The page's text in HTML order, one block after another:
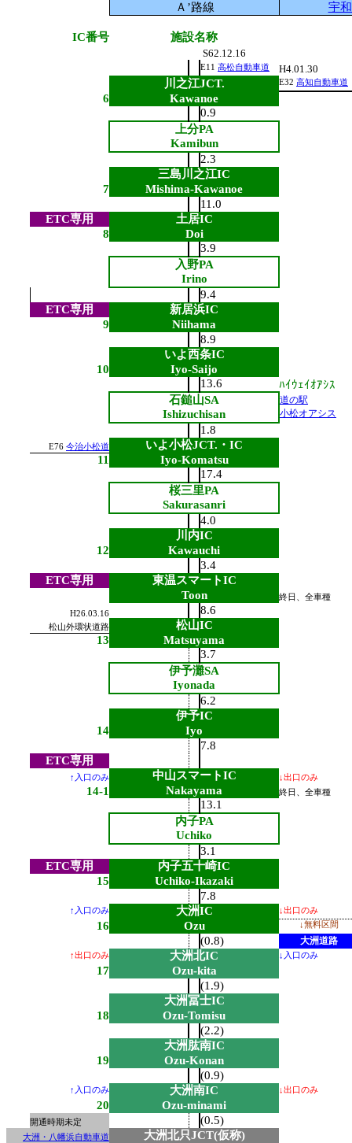
Ａ’路線
宇
IC番号 施設名称
S62.12.16
E11 高松自動車道 H4.01.30
川之江JCT. E32 高知自動車道
6
Kawanoe
0.9
上分PA
Kamibun
2.3
三島川之江IC
7
Mishima-Kawanoe
11.0
ETC専用
土居IC
8
Doi
3.9
入野PA
Irino
9.4
ETC専用
新居浜IC
9
Niihama
8.9
いよ西条IC
10
Iyo-Saijo
13.6
ﾊｲｳｪｲｵｱｼｽ
石鎚山SA
道の駅
小松オアシス
Ishizuchisan
1.8
E76 今治小松道
いよ小松JCT.・IC
11
Iyo-Komatsu
17.4
桜三里PA
Sakurasanri
4.0
川内IC
12
Kawauchi
3.4
ETC専用
東温スマートIC
Toon
終日、全車種
H26.03.16
8.6
松山外環状道路
松山IC
13
Matsuyama
3.7
伊予灘SA
Iyonada
6.2
伊予IC
14
Iyo
7.8
ETC専用
↑入口のみ 中山スマートIC ↓出口のみ
14-1 Nakayama 終日、全車種
13.1
内子PA
Uchiko
3.1
ETC専用
内子五十崎IC
15
Uchiko-Ikazaki
7.8
↑入口のみ 大洲IC ↓出口のみ
16 Ozu ↓無料区間
(0.8) 大洲道路
↑出口のみ 大洲北IC ↓入口のみ
17
Ozu-kita
(1.9)
大洲冨士IC
18
Ozu-Tomisu
(2.2)
大洲肱南IC
19
Ozu-Konan
(0.9)
↑入口のみ 大洲南IC ↓出口のみ
20 Ozu-minami
開通時期未定 (0.5)
大洲・八幡浜自動車道
大洲北只JCT(仮称)